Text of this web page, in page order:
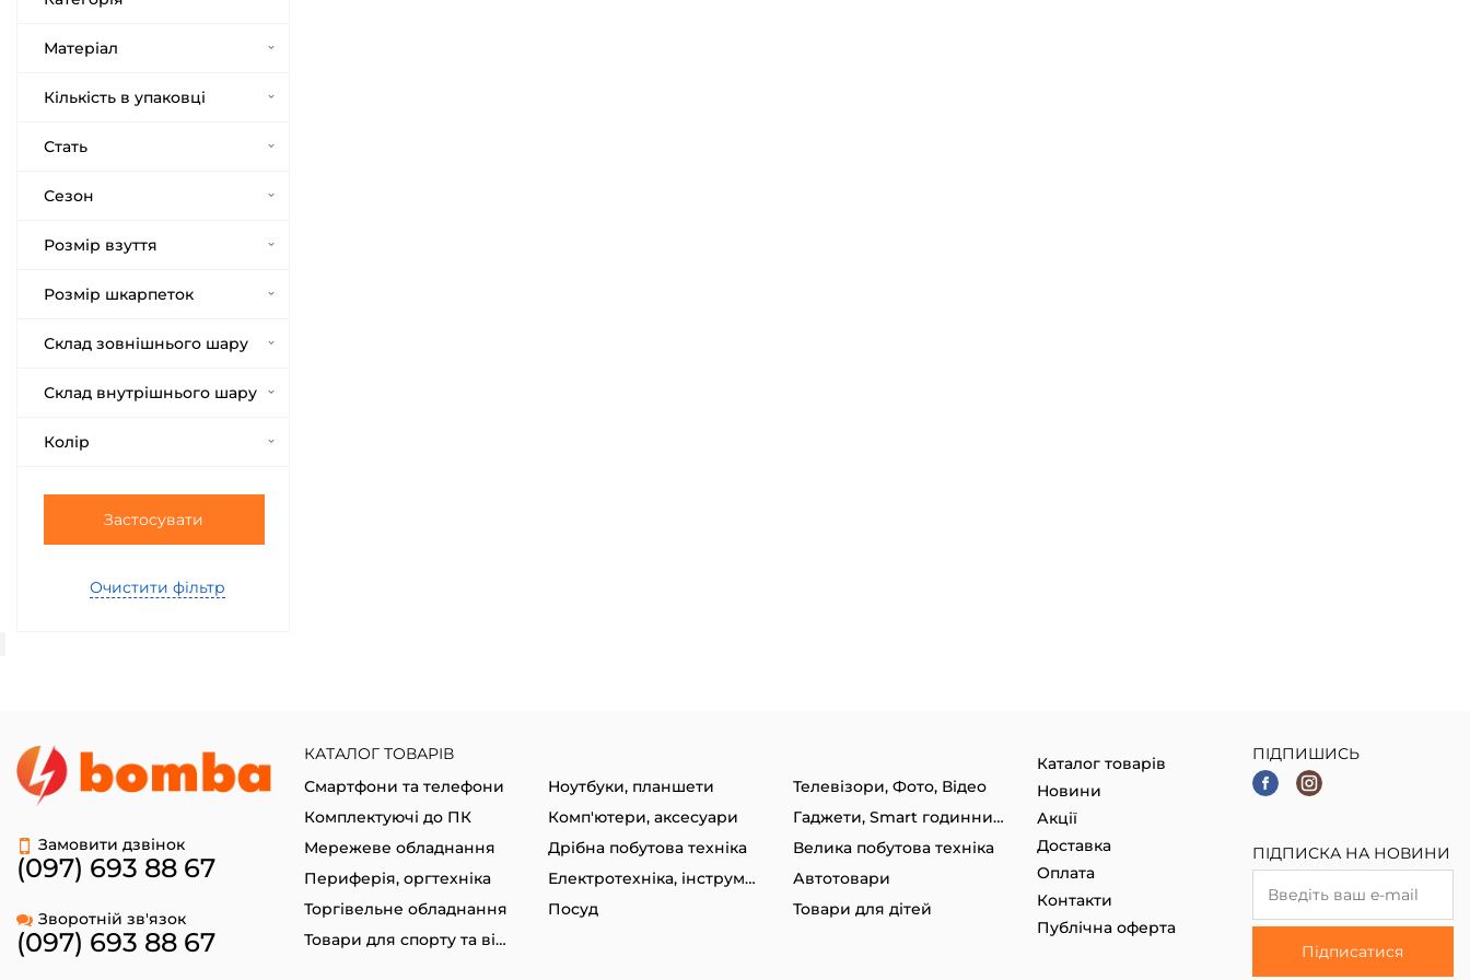
Матеріал
Кількість в упаковці
Стать
Сезон
Розмір взуття
Розмір шкарпеток
Склад зовнішнього шару
Склад внутрішнього шару
Колір
Застосувати
Очистити фільтр
Замовити дзвінок
(097) 693 88 67
Зворотній зв'язок
(097) 693 88 67
КАТАЛОГ ТОВАРІВ
Смартфони та телефони
Ноутбуки, планшети
Телевізори, Фото, Відео
Комплектуючі до ПК
Комп'ютери, аксесуари
Гаджети, Smart годинники
Мережеве обладнання
Дрібна побутова техніка
Велика побутова техніка
Периферія, оргтехніка
Електротехніка, інструменти
Автотовари
Торгівельне обладнання
Посуд
Товари для дітей
Товари для спорту та відпочинку
Каталог товарів
Новини
Акції
Доставка
Оплата
Контакти
Публічна оферта
ПІДПИШИСЬ
ПІДПИСКА НА НОВИНИ
Підписатися